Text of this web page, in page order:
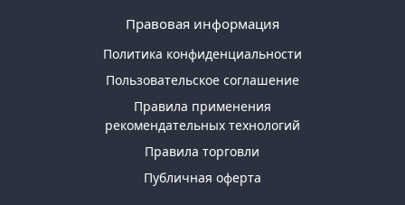
Правовая информация
Политика конфиденциальности
Пользовательское соглашение
Правила применения
рекомендательных технологий
Правила торговли
Публичная оферта